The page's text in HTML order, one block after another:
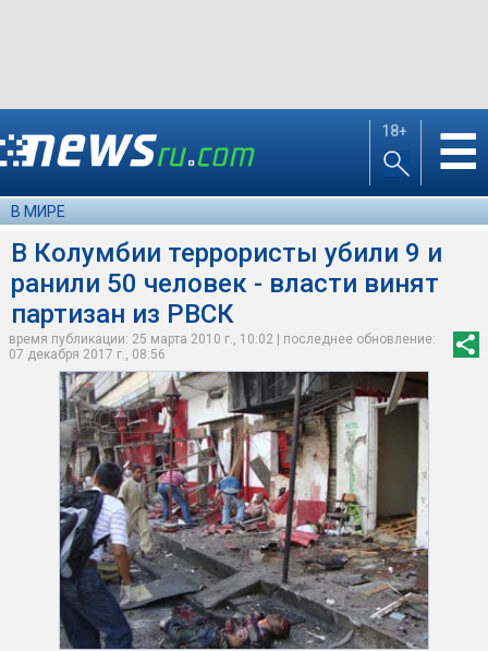
18+ ☰
В МИРЕ
В Колумбии террористы убили 9 и
ранили 50 человек - власти винят
партизан из РВСК
время публикации: 25 марта 2010 г., 10:02 | последнее обновление:
07 декабря 2017 г., 08:56